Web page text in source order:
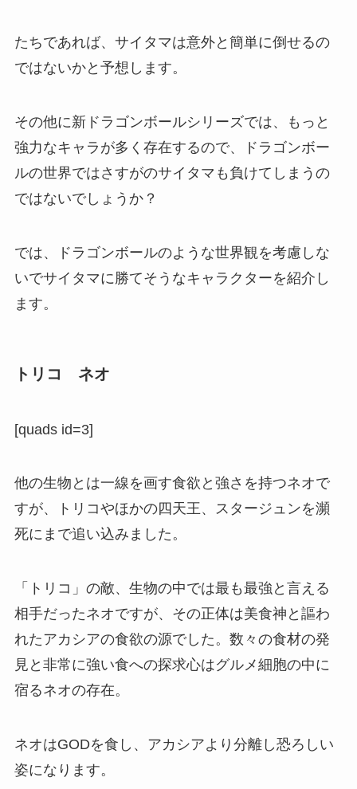
たちであれば、サイタマは意外と簡単に倒せるの
ではないかと予想します。
その他に新ドラゴンボールシリーズでは、もっと
強力なキャラが多く存在するので、ドラゴンボー
ルの世界ではさすがのサイタマも負けてしまうの
ではないでしょうか？
では、ドラゴンボールのような世界観を考慮しな
いでサイタマに勝てそうなキャラクターを紹介し
ます。
トリコ ネオ
[quads id=3]
他の生物とは一線を画す食欲と強さを持つネオで
すが、トリコやほかの四天王、スタージュンを瀕
死にまで追い込みました。
「トリコ」の敵、生物の中では最も最強と言える
相手だったネオですが、その正体は美食神と謳わ
れたアカシアの食欲の源でした。数々の食材の発
見と非常に強い食への探求心はグルメ細胞の中に
宿るネオの存在。
ネオはGODを食し、アカシアより分離し恐ろしい
姿になります。